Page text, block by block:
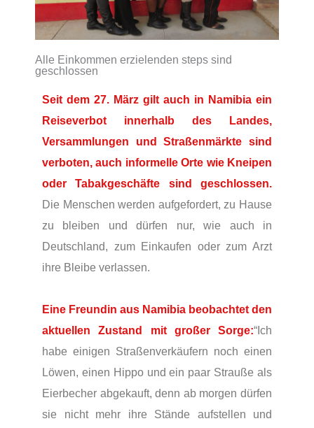
Alle Einkommen erzielenden steps sind
geschlossen
Seit dem 27. März gilt auch in Namibia ein
Reiseverbot innerhalb des Landes,
Versammlungen und Straßenmärkte sind
verboten, auch informelle Orte wie Kneipen
oder Tabakgeschäfte sind geschlossen.
Die Menschen werden aufgefordert, zu Hause
zu bleiben und dürfen nur, wie auch in
Deutschland, zum Einkaufen oder zum Arzt
ihre Bleibe verlassen.
Eine Freundin aus Namibia beobachtet den
aktuellen Zustand mit großer Sorge:“Ich
habe einigen Straßenverkäufern noch einen
Löwen, einen Hippo und ein paar Strauße als
Eierbecher abgekauft, denn ab morgen dürfen
sie nicht mehr ihre Stände aufstellen und